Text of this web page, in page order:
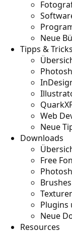
Neue
Tipps & Tricks
Web
Neue
Downloads
Free
Plugins
Neue
Resources